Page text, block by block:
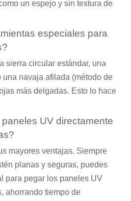
un espejo y sin textura de
especiales para
sierra circular estándar, una
navaja afilada (método de
más delgadas. Esto lo hace
UV directamente
mayores ventajas. Siempre
planas y seguras, puedes
para pegar los paneles UV
ahorrando tiempo de